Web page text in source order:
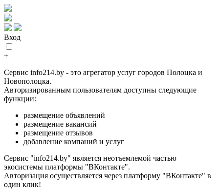
Вход
+
Сервис info214.by - это агрегатор услуг городов Полоцка и
Новополоцка.
Авторизированным пользователям доступны следующие
функции:
размещение объявлений
размещение вакансий
размещение отзывов
добавление компаний и услуг
Сервис "info214.by" является неотъемлемой частью
экосистемы платформы "ВКонтакте".
Авторизация осуществляется через платформу "ВКонтакте" в
один клик!